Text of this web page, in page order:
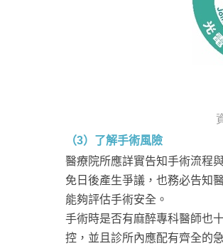
（3）了解手術風險
醫療院所應詳實告知手術流程
免日後產生爭議，也務必告知
能夠評估手術安全。
手術時是否有麻醉專科醫師也
控，並且診所內應配有齊全的